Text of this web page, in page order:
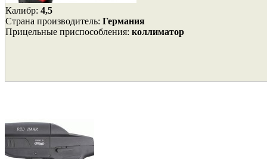
Калибр: 4,5
Страна производитель: Германия
Прицельные приспособления: коллиматор